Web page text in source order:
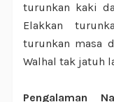
turunkan kaki
Elakkan
turunkan masa
Walhal tak jatuh
Pengalaman